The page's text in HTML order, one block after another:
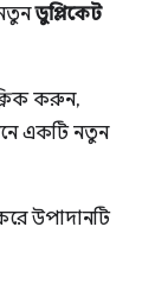
ডুপ্লিকেট
করুন,
একটি নতুন
উপাদানটি